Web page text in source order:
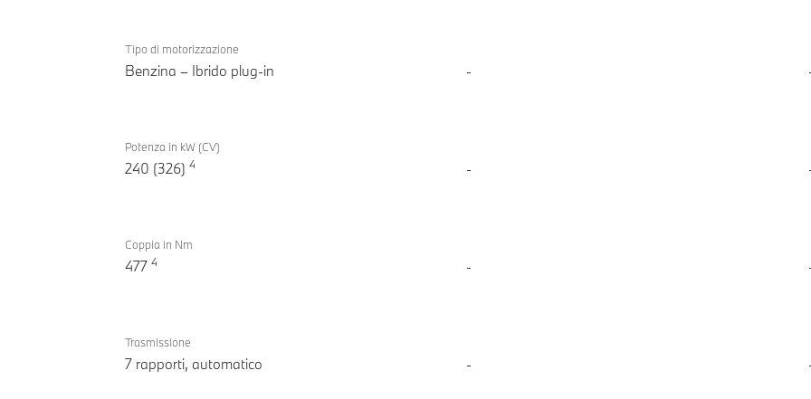
xDrive30e
Tipo di motorizzazione
Benzina – Ibrido plug-in -
Potenza in kW (CV)
240 (326) 4 -
Coppia in Nm
477 4 -
Trasmissione
7 rapporti, automatico -